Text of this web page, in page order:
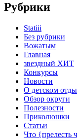
Рубрики
Statiii
Без рубрики
Вожатым
Главная
звездный ХИТ
Конкурсы
Новости
О детском
Обзор округи
Полезности
Приколюшки
Статьи
Что {прелесть